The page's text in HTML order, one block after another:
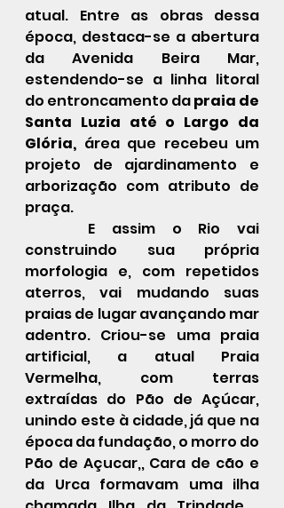
atual. Entre as obras dessa
época, destaca-se a abertura
da Avenida Beira Mar,
estendendo-se a linha litoral
do entroncamento da praia de
Santa Luzia até o Largo da
Glória, área que recebeu um
projeto de ajardinamento e
arborização com atributo de
praça.
construindo sua própria
morfologia e, com repetidos
aterros, vai mudando suas
praias de lugar avançando mar
adentro. Criou-se uma praia
artificial, a atual Praia
Vermelha, com terras
extraídas do Pão de Açúcar,
unindo este à cidade, já que na
época da fundação, o morro do
Pão de Açucar,, Cara de cão e
da Urca formavam uma ilha